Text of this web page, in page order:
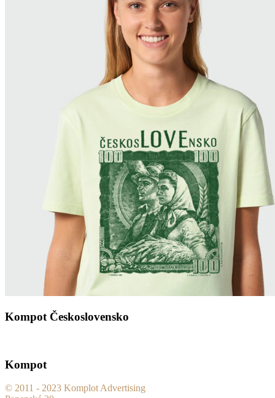
Kompot Československo
Kompot
© 2011 - 2023 Komplot Advertising